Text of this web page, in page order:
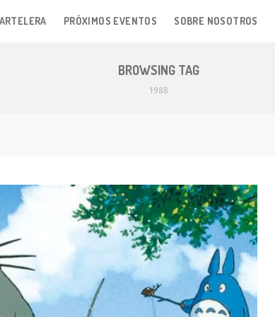
PRÓXIMOS EVENTOS SOBRE NOSOTROS
BROWSING TAG
1988